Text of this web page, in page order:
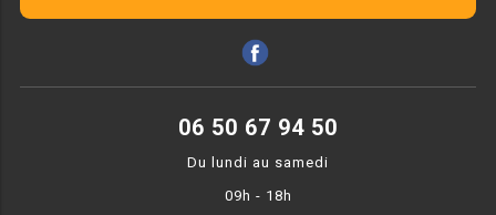
VITRINE À BOISSONS
06 50 67 94 50
Du lundi au samedi
09h - 18h